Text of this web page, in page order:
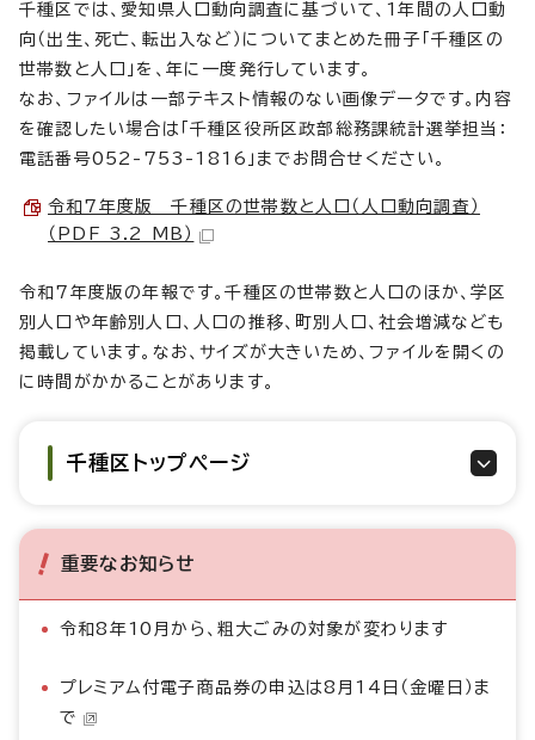
千種区では、愛知県人口動向調査に基づいて、1年間の人口動
向（出生、死亡、転出入など）についてまとめた冊子「千種区の
世帯数と人口」を、年に一度発行しています。
なお、ファイルは一部テキスト情報のない画像データです。内容
を確認したい場合は「千種区役所区政部総務課統計選挙担当：
電話番号052-753-1816」までお問合せください。
令和7年度版 千種区の世帯数と人口（人口動向調査）
（PDF 3.2 MB）
令和7年度版の年報です。千種区の世帯数と人口のほか、学区
別人口や年齢別人口、人口の推移、町別人口、社会増減なども
掲載しています。なお、サイズが大きいため、ファイルを開くの
に時間がかかることがあります。
千種区トップページ
重要なお知らせ
令和8年10月から、粗大ごみの対象が変わります
プレミアム付電子商品券の申込は8月14日（金曜日）ま
で